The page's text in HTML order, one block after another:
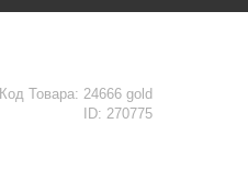
Код Товара: 24666 gold
ID: 270775